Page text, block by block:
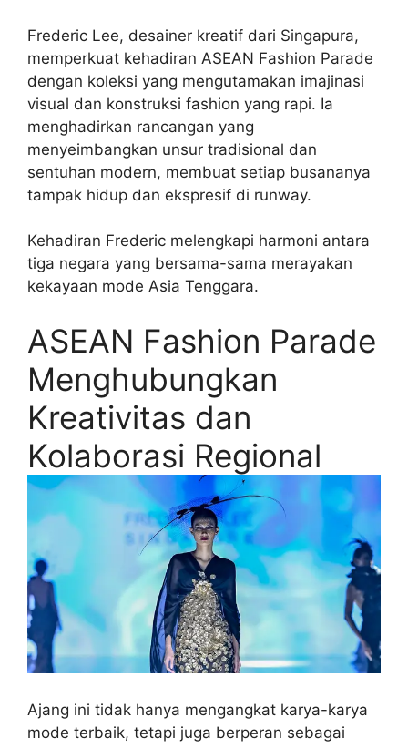
Frederic Lee, desainer kreatif dari Singapura,
memperkuat kehadiran ASEAN Fashion Parade
dengan koleksi yang mengutamakan imajinasi
visual dan konstruksi fashion yang rapi. Ia
menghadirkan rancangan yang
menyeimbangkan unsur tradisional dan
sentuhan modern, membuat setiap busananya
tampak hidup dan ekspresif di runway.
Kehadiran Frederic melengkapi harmoni antara
tiga negara yang bersama-sama merayakan
kekayaan mode Asia Tenggara.
ASEAN Fashion Parade
Menghubungkan
Kreativitas dan
Kolaborasi Regional
Ajang ini tidak hanya mengangkat karya-karya
mode terbaik, tetapi juga berperan sebagai